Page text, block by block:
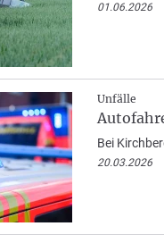
01.06.2026
Unfälle
Bei
20.03.2026